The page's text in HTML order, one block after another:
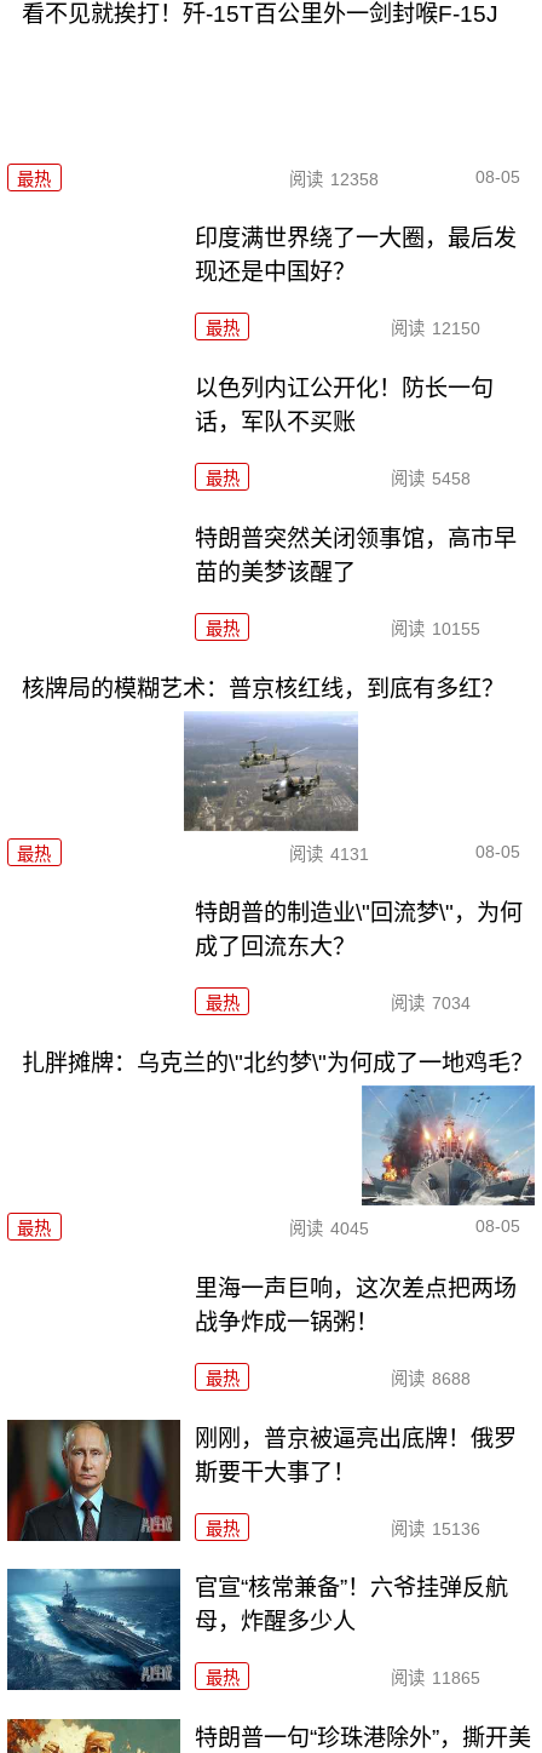
看不见就挨打！歼-15T百公里外一剑封喉F-15J
最热 阅读 12358 08-05
印度满世界绕了一大圈，最后发
现还是中国好？
最热 阅读 12150
以色列内讧公开化！防长一句
话，军队不买账
最热 阅读 5458
特朗普突然关闭领事馆，高市早
苗的美梦该醒了
最热 阅读 10155
核牌局的模糊艺术：普京核红线，到底有多红？
最热 阅读 4131 08-05
特朗普的制造业\"回流梦\"，为何
成了回流东大？
最热 阅读 7034
扎胖摊牌：乌克兰的\"北约梦\"为何成了一地鸡毛？
最热 阅读 4045 08-05
里海一声巨响，这次差点把两场
战争炸成一锅粥！
最热 阅读 8688
刚刚，普京被逼亮出底牌！俄罗
斯要干大事了！
最热 阅读 15136
官宣“核常兼备”！六爷挂弹反航
母，炸醒多少人
最热 阅读 11865
特朗普一句“珍珠港除外”，撕开美